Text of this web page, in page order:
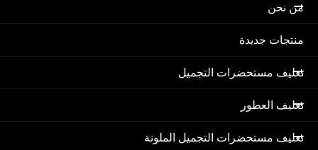
من نحن
منتجات جديدة
تغليف مستحضرات التجميل
تغليف العطور
تغليف مستحضرات التجميل الملونة